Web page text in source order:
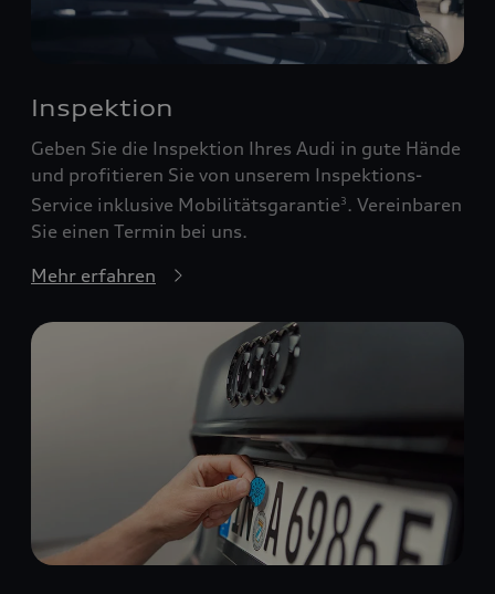
Inspektion
Geben Sie die Inspektion Ihres Audi in gute Hände
und profitieren Sie von unserem Inspektions-
Service inklusive Mobilitätsgarantie3 . Vereinbaren
Sie einen Termin bei uns.
Mehr erfahren